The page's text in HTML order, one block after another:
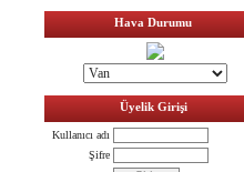
Hava Durumu
Üyelik Girişi
Kullanıcı adı
Şifre